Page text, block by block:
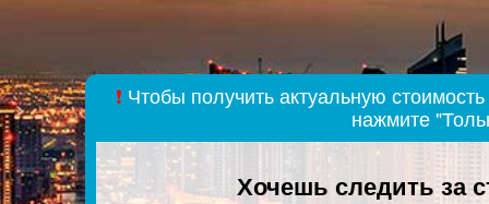
❗ Чтобы получить актуальную
нажмите
Хочешь следить за